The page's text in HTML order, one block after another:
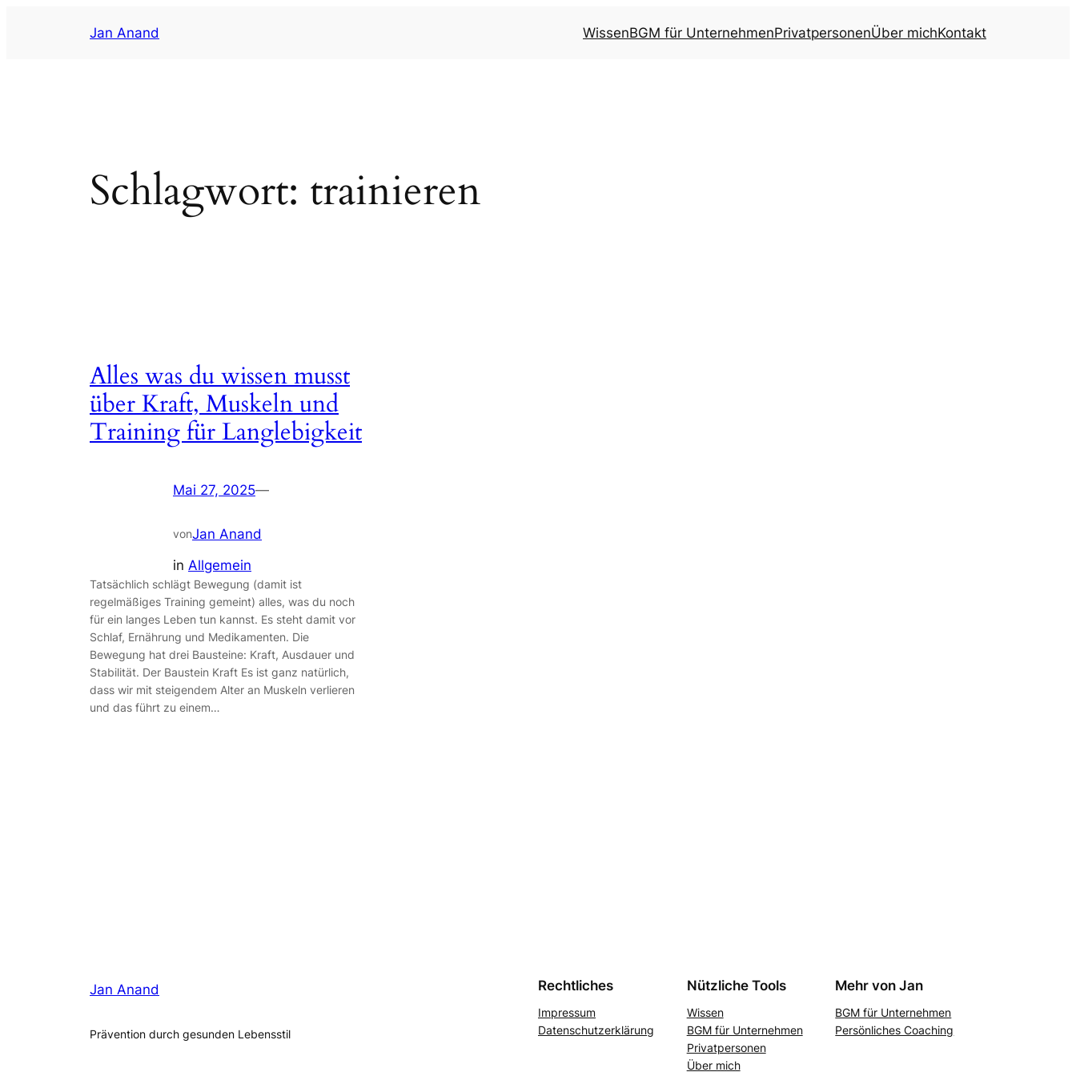
Jan Anand WissenBGM für UnternehmenPrivatpersonenÜber michKontakt
Schlagwort: trainieren
Alles was du wissen musst
über Kraft, Muskeln und
Training für Langlebigkeit
Mai 27, 2025—
vonJan Anand
in Allgemein
Tatsächlich schlägt Bewegung (damit ist
regelmäßiges Training gemeint) alles, was du noch
für ein langes Leben tun kannst. Es steht damit vor
Schlaf, Ernährung und Medikamenten. Die
Bewegung hat drei Bausteine: Kraft, Ausdauer und
Stabilität. Der Baustein Kraft Es ist ganz natürlich,
dass wir mit steigendem Alter an Muskeln verlieren
und das führt zu einem…
Jan Anand
Prävention durch gesunden Lebensstil
Rechtliches
Impressum
Datenschutzerklärung
Nützliche Tools
Wissen
BGM für Unternehmen
Privatpersonen
Über mich
Mehr von Jan
BGM für Unternehmen
Persönliches Coaching